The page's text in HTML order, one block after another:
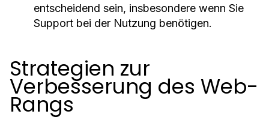
entscheidend sein, insbesondere wenn Sie
Support bei der Nutzung benötigen.
Strategien zur
Verbesserung des Web-
Rangs